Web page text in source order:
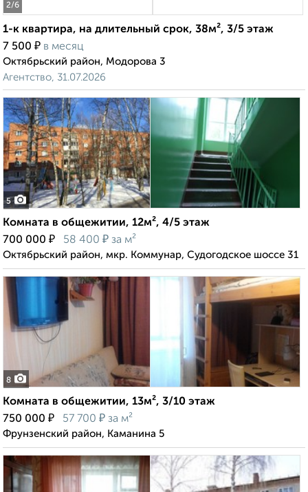
2/6
1-к квартира, на длительный срок, 38м², 3/5 этаж
7 500 ₽ в месяц
Октябрьский район, Модорова 3
Агентство, 31.07.2026
5
Комната в общежитии, 12м², 4/5 этаж
700 000 ₽ 58 400 ₽ за м²
Октябрьский район, мкр. Коммунар, Судогодское шоссе 31
8
Комната в общежитии, 13м², 3/10 этаж
750 000 ₽ 57 700 ₽ за м²
Фрунзенский район, Каманина 5